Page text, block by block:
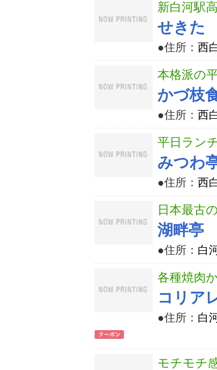
新白河駅
せきた
●住所： 西
本格派の
かづ枝
●住所： 西
平日ラン
みつわ
●住所： 西
日本最古
湖畔亭
●住所： 白
各種焼肉
コリア
●住所： 白
モチモチ